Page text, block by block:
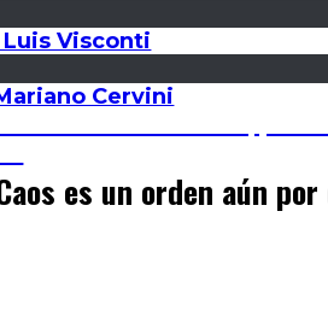
Visconti
Cervini
es un orden aún